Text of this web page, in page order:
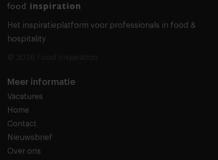
Het inspiratieplatform voor professionals in food &
hospitality
Meer informatie
Vacatures
Home
Contact
Nieuwsbrief
Over ons